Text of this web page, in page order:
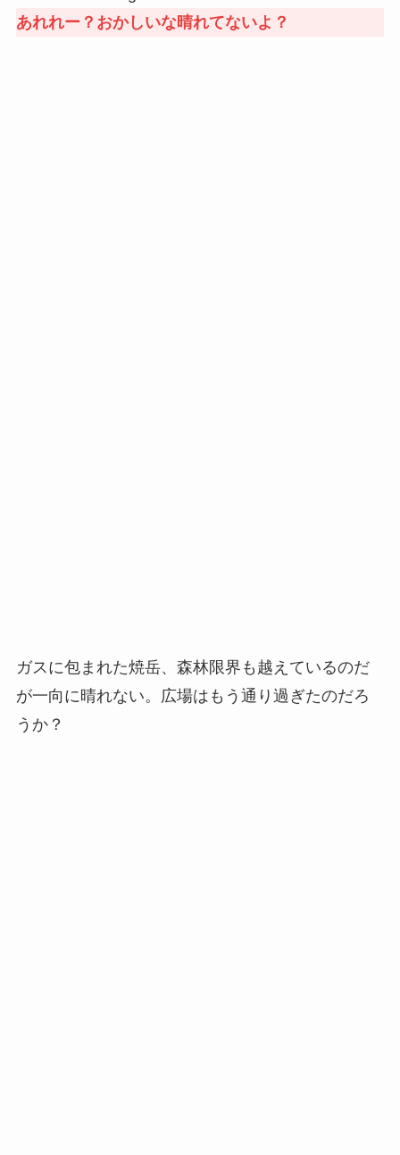
あれれー？おかしいな晴れてないよ？
ガスに包まれた焼岳、森林限界も越えているのだ
が一向に晴れない。広場はもう通り過ぎたのだろ
うか？